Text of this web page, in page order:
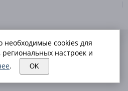
необходимые cookies для
настроек и
. OK